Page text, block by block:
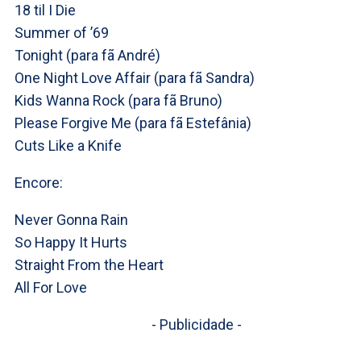
18 til I Die
Summer of ’69
Tonight (para fã André)
One Night Love Affair (para fã Sandra)
Kids Wanna Rock (para fã Bruno)
Please Forgive Me (para fã Estefânia)
Cuts Like a Knife
Encore:
Never Gonna Rain
So Happy It Hurts
Straight From the Heart
All For Love
- Publicidade -